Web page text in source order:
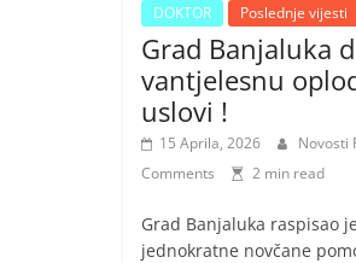
DOKTOR Poslednje vijesti
Grad Banjaluka
vantjelesnu
uslovi !
15 Aprila, 2026 Novosti
Comments
2 min read
Grad Banjaluka raspisao
jednokratne novčane